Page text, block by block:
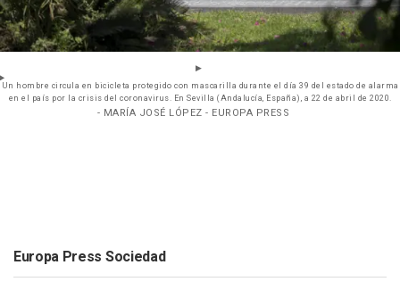
Un hombre circula en bicicleta protegido con mascarilla durante el día 39 del estado de alarma
en el país por la crisis del coronavirus. En Sevilla (Andalucía, España), a 22 de abril de 2020.
- MARÍA JOSÉ LÓPEZ - EUROPA PRESS
Europa Press Sociedad